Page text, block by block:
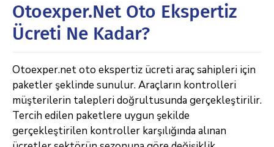
Otoexper.net Oto Ekspertiz
Ücreti Ne Kadar?
Otoexper.net oto ekspertiz ücreti araç sahipleri için
paketler şeklinde sunulur. Araçların kontrolleri
müşterilerin talepleri doğrultusunda gerçekleştirilir.
Tercih edilen paketlere uygun şekilde
gerçekleştirilen kontroller karşılığında alınan